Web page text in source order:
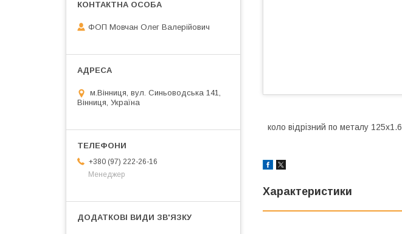
коло відрізний по металу
Характеристики
ФОП Мовчан Олег Валерійович
м.Вінниця, вул. Синьоводська 141,
Вінниця, Україна
+380 (97) 222-26-16
Менеджер